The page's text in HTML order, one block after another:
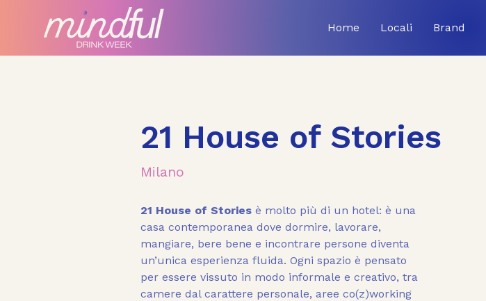
Home Locali Brand
21 House of Stories
Milano
21 House of Stories è molto più di un hotel: è una
casa contemporanea dove dormire, lavorare,
mangiare, bere bene e incontrare persone diventa
un’unica esperienza fluida. Ogni spazio è pensato
per essere vissuto in modo informale e creativo, tra
camere dal carattere personale, aree co(z)working